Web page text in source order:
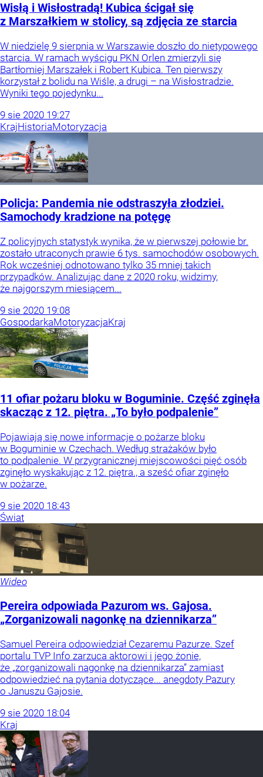
Wisłą i Wisłostradą! Kubica ścigał się
z Marszałkiem w stolicy, są zdjęcia ze starcia
W niedzielę 9 sierpnia w Warszawie doszło do nietypowego
starcia. W ramach wyścigu PKN Orlen zmierzyli się
Bartłomiej Marszałek i Robert Kubica. Ten pierwszy
korzystał z bolidu na Wiśle, a drugi – na Wisłostradzie.
Wyniki tego pojedynku...
9 sie 2020 19:27
KrajHistoriaMotoryzacja
Policja: Pandemia nie odstraszyła złodziei.
Samochody kradzione na potęgę
Z policyjnych statystyk wynika, że w pierwszej połowie br.
zostało utraconych prawie 6 tys. samochodów osobowych.
Rok wcześniej odnotowano tylko 35 mniej takich
przypadków. Analizując dane z 2020 roku, widzimy,
że najgorszym miesiącem...
9 sie 2020 19:08
GospodarkaMotoryzacjaKraj
11 ofiar pożaru bloku w Boguminie. Część zginęła
skacząc z 12. piętra. „To było podpalenie”
Pojawiają się nowe informacje o pożarze bloku
w Boguminie w Czechach. Według strażaków było
to podpalenie. W przygranicznej miejscowości pięć osób
zginęło wyskakując z 12. piętra., a sześć ofiar zginęło
w pożarze.
9 sie 2020 18:43
Świat
Wideo
Pereira odpowiada Pazurom ws. Gajosa.
„Zorganizowali nagonkę na dziennikarza”
Samuel Pereira odpowiedział Cezaremu Pazurze. Szef
portalu TVP Info zarzuca aktorowi i jego żonie,
że „zorganizowali nagonkę na dziennikarza” zamiast
odpowiedzieć na pytania dotyczące... anegdoty Pazury
o Januszu Gajosie.
9 sie 2020 18:04
Kraj